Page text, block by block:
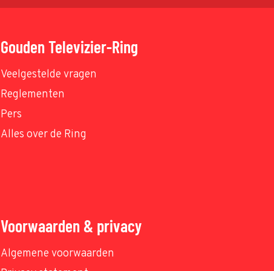
Gouden Televizier-Ring
Veelgestelde vragen
Reglementen
Pers
Alles over de Ring
Voorwaarden & privacy
Algemene voorwaarden